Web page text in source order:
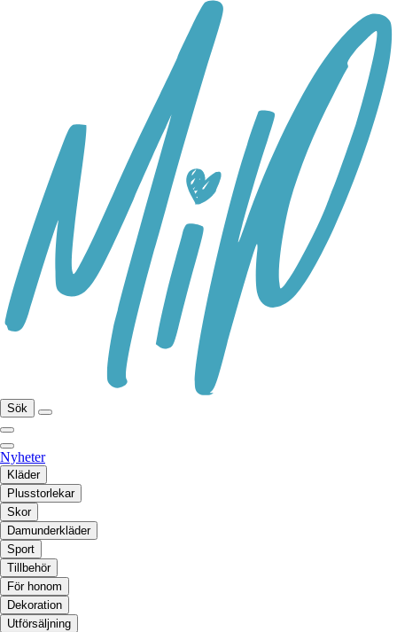
Sök
Nyheter
Kläder
Plusstorlekar
Skor
Damunderkläder
Sport
Tillbehör
För honom
Dekoration
Utförsäljning